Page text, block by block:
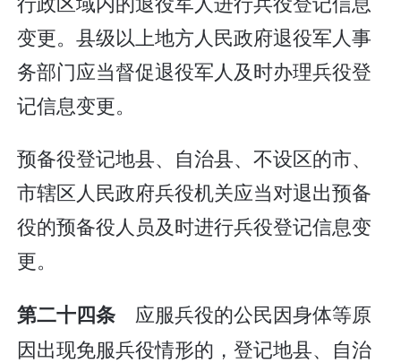
变更。县级以上地方人民政府退役军人事
务部门应当督促退役军人及时办理兵役登
记信息变更。
预备役登记地县、自治县、不设区的市、
市辖区人民政府兵役机关应当对退出预备
役的预备役人员及时进行兵役登记信息变
更。
第二十四条 应服兵役的公民因身体等原
因出现免服兵役情形的，登记地县、自治